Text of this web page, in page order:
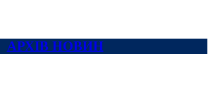
АРХІВ НОВИН